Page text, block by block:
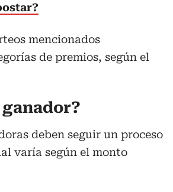
mencionados
de premios, según el
deben seguir un proceso
varía según el monto